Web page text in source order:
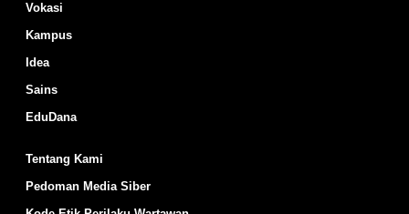
Vokasi
Kampus
Idea
Sains
EduDana
Tentang Kami
Pedoman Media Siber